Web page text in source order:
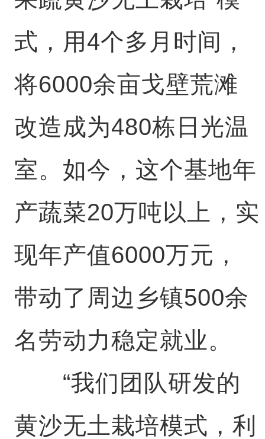
式，用4个多月时间，
将6000余亩戈壁荒滩
改造成为480栋日光温
室。如今，这个基地年
产蔬菜20万吨以上，实
现年产值6000万元，
带动了周边乡镇500余
名劳动力稳定就业。
“我们团队研发的
黄沙无土栽培模式，利